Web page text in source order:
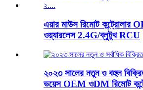
এয়ার মাউস রিমোট
ওয়্যারলেস 2.4G/ব্লুটুথ RCU
২০২৩ সালের নতুন ও বহুল
ভয়েস OEM ওDM রিমোট